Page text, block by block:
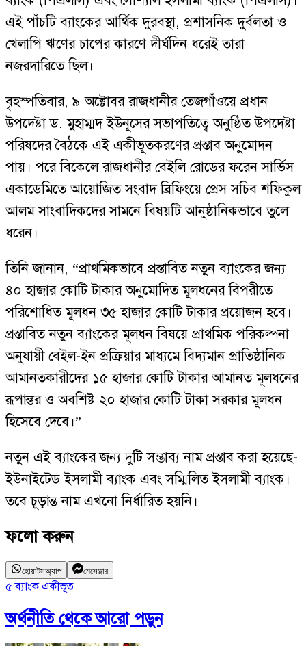
এই পাঁচটি ব্যাংকের আর্থিক দুরবস্থা, প্রশাসনিক দুর্বলতা ও
খেলাপি ঋণের চাপের কারণে দীর্ঘদিন ধরেই তারা
নজরদারিতে ছিল।
বৃহস্পতিবার, ৯ অক্টোবর রাজধানীর তেজগাঁওয়ে প্রধান
উপদেষ্টা ড. মুহাম্মদ ইউনূসের সভাপতিত্বে অনুষ্ঠিত উপদেষ্টা
পরিষদের বৈঠকে এই একীভূতকরণের প্রস্তাব অনুমোদন
পায়। পরে বিকেলে রাজধানীর বেইলি রোডের ফরেন সার্ভিস
একাডেমিতে আয়োজিত সংবাদ ব্রিফিংয়ে প্রেস সচিব শফিকুল
আলম সাংবাদিকদের সামনে বিষয়টি আনুষ্ঠানিকভাবে তুলে
ধরেন।
তিনি জানান, “প্রাথমিকভাবে প্রস্তাবিত নতুন ব্যাংকের জন্য
৪০ হাজার কোটি টাকার অনুমোদিত মূলধনের বিপরীতে
পরিশোধিত মূলধন ৩৫ হাজার কোটি টাকার প্রয়োজন হবে।
প্রস্তাবিত নতুন ব্যাংকের মূলধন বিষয়ে প্রাথমিক পরিকল্পনা
অনুযায়ী বেইল-ইন প্রক্রিয়ার মাধ্যমে বিদ্যমান প্রাতিষ্ঠানিক
আমানতকারীদের ১৫ হাজার কোটি টাকার আমানত মূলধনের
রূপান্তর ও অবশিষ্ট ২০ হাজার কোটি টাকা সরকার মূলধন
হিসেবে দেবে।”
নতুন এই ব্যাংকের জন্য দুটি সম্ভাব্য নাম প্রস্তাব করা হয়েছে-
ইউনাইটেড ইসলামী ব্যাংক এবং সম্মিলিত ইসলামী ব্যাংক।
তবে চূড়ান্ত নাম এখনো নির্ধারিত হয়নি।
ফলো করুন
হোয়াটসঅ্যাপ মেসেঞ্জার
৫ ব্যাংক একীভূত
অর্থনীতিথেকে আরো পড়ুন